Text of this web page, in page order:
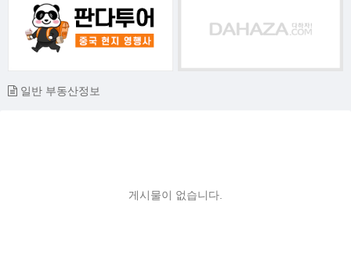
일반 부동산정보
게시물이 없습니다.